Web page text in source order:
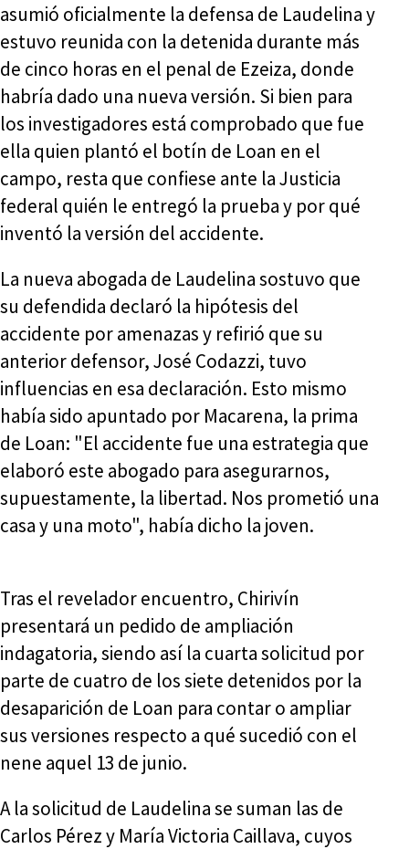
asumió oficialmente la defensa de Laudelina y
estuvo reunida con la detenida durante más
de cinco horas en el penal de Ezeiza, donde
habría dado una nueva versión. Si bien para
los investigadores está comprobado que fue
ella quien plantó el botín de Loan en el
campo, resta que confiese ante la Justicia
federal quién le entregó la prueba y por qué
inventó la versión del accidente.
La nueva abogada de Laudelina sostuvo que
su defendida declaró la hipótesis del
accidente por amenazas y refirió que su
anterior defensor, José Codazzi, tuvo
influencias en esa declaración. Esto mismo
había sido apuntado por Macarena, la prima
de Loan: "El accidente fue una estrategia que
elaboró este abogado para asegurarnos,
supuestamente, la libertad. Nos prometió una
casa y una moto", había dicho la joven.
Tras el revelador encuentro, Chirivín
presentará un pedido de ampliación
indagatoria, siendo así la cuarta solicitud por
parte de cuatro de los siete detenidos por la
desaparición de Loan para contar o ampliar
sus versiones respecto a qué sucedió con el
nene aquel 13 de junio.
A la solicitud de Laudelina se suman las de
Carlos Pérez y María Victoria Caillava, cuyos